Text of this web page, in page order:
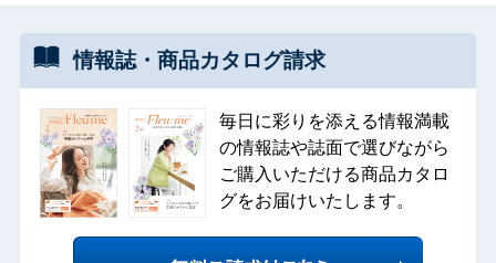
情報誌・ 商品カタログ請求
毎日に彩りを添える情報満載
の情報誌や誌面で選びながら
ご購入いただける商品カタロ
グをお届けいたします。